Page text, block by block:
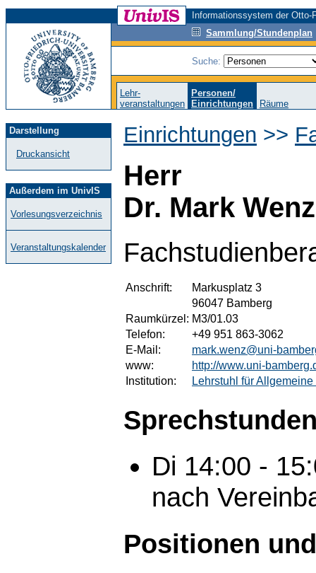
Informationssystem der
Sammlung/Stundenplan
Suche:
Lehr-
veranstaltungen
Personen/
Einrichtungen
Räume
Darstellung
Druckansicht
Außerdem im UnivIS
Vorlesungsverzeichnis
Veranstaltungskalender
Einrichtungen >>
Herr
Dr. Mark
Anschrift:
Markusplatz 3
96047 Bamberg
Raumkürzel: M3/01.03
Telefon:
+49 951 863-3062
E-Mail:
mark.wenz@uni-
www:
http://www.uni-
Institution:
Lehrstuhl für
Di 14:00 -
nach
Positionen